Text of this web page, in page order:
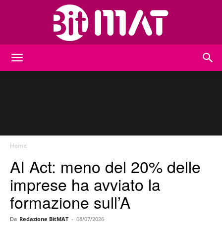
Home
AI Act: meno del 20% delle
imprese ha avviato la
formazione sull’A
Da Redazione BitMAT - 08/07/2026